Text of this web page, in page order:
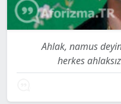
Ahlak, namus
herkes